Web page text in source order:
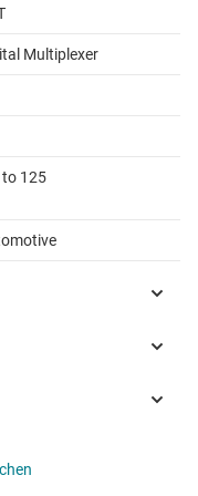
Multiplexer
to 125